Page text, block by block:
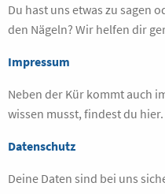
Du hast uns etwas zu sagen
den Nägeln? Wir helfen dir
Impressum
Neben der Kür kommt auch
wissen musst, findest du hier.
Datenschutz
Deine Daten sind bei uns